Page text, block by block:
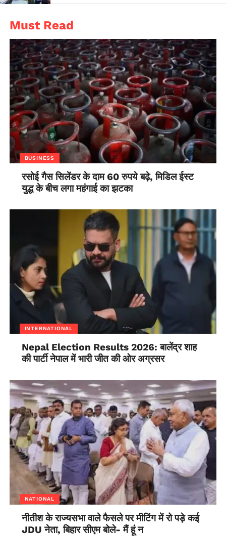
इसलिए भी है, क्योंकि देश में कोरोना वायरस के अधिकतर मामले इन्हीं में से
Must Read
BUSINESS
रसोई गैस सिलेंडर के दाम 60 रुपये बढ़े, मिडिल ईस्ट
युद्ध के बीच लगा महंगाई का झटका
INTERNATIONAL
Nepal Election Results 2026: बालेंद्र शाह
की पार्टी नेपाल में भारी जीत की ओर अग्रसर
NATIONAL
नीतीश के राज्यसभा वाले फैसले पर मीटिंग में रो पड़े कई
JDU नेता, बिहार सीएम बोले- मैं हूं न